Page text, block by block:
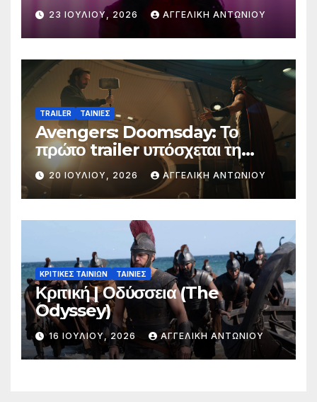
23 ΙΟΥΛΊΟΥ, 2026 ΑΓΓΕΛΙΚΉ ΑΝΤΩΝΊΟΥ
TRAILER ΤΑΙΝΙΕΣ
Avengers: Doomsday: Το
πρώτο trailer υπόσχεται τη
μεγαλύτερη μάχη στην ιστορία
της Marvel
20 ΙΟΥΛΊΟΥ, 2026 ΑΓΓΕΛΙΚΉ ΑΝΤΩΝΊΟΥ
ΚΡΙΤΙΚΕΣ ΤΑΙΝΙΩΝ ΤΑΙΝΙΕΣ
Κριτική | Οδύσσεια (The
Odyssey)
16 ΙΟΥΛΊΟΥ, 2026 ΑΓΓΕΛΙΚΉ ΑΝΤΩΝΊΟΥ